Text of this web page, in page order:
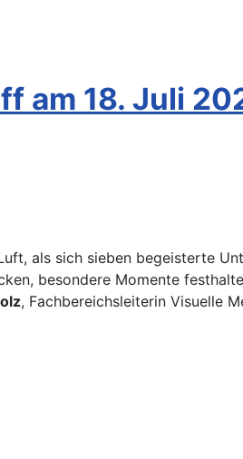
am 18. Juli
als sich sieben begeisterte
besondere Momente
, Fachbereichsleiterin Visuelle